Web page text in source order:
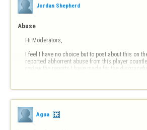
Jordan Shepherd
Abuse
Hi Moderators,
I feel I have no choice but to post about this on
reported abhorrent abuse from this player
review the reports I have made for the
Agua